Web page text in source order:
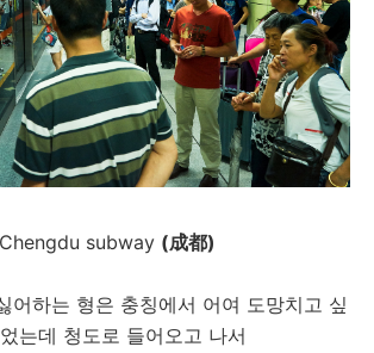
Chengdu subway (成都)
어하는 형은 충칭에서 어여 도망치고 싶
는데 청도로 들어오고 나서